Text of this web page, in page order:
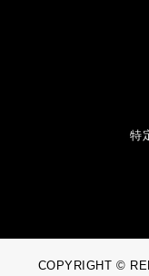
特
COPYRIGHT ©